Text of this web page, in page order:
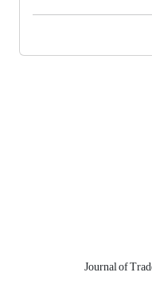
Journal of